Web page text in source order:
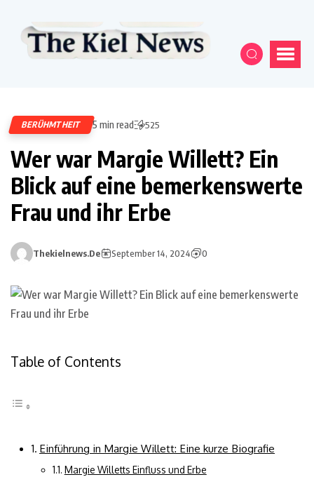
BERÜHMTHEIT 5 min read 525
Wer war Margie Willett? Ein
Blick auf eine bemerkenswerte
Frau und ihr Erbe
Thekielnews.de September 14, 2024 0
Table of Contents
Einführung in Margie Willett: Eine kurze Biografie
Margie Willetts Einfluss und Erbe